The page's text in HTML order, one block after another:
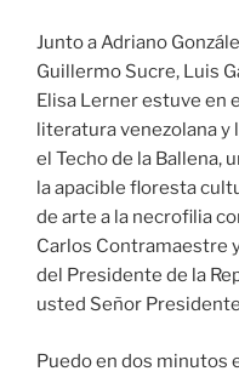
Junto a Adriano
Guillermo Sucre, Luis
Elisa Lerner estuve en
literatura venezolana
el Techo de la Ballena,
la apacible floresta
de arte a la necrofilia
Carlos Contramaestre
del Presidente de la
usted Señor
Puedo en dos minutos